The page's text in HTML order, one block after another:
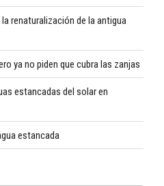
renaturalización de la antigua
ya no piden que cubra las zanjas
estancadas del solar en
estancada